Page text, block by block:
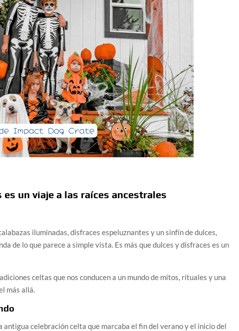
a Colombia polarizada
que generan las redes sociales
así avanza
defendiendo la dignidad humana
y renovación
un viaje a las raíces ancestrales
iluminadas, disfraces espeluznantes y un sinfín de dulces,
de lo que parece a simple vista. Es más que dulces y disfraces es un
celtas que nos conducen a un mundo de mitos, rituales y una
más allá.
antigua celebración celta que marcaba el fin del verano y el inicio del